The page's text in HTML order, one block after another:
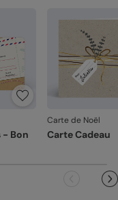
- Bon
Carte de Noël
Carte Cadeau